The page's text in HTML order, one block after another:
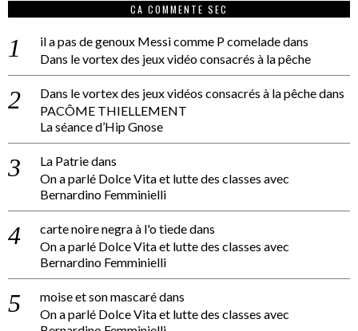
CA COMMENTE SEC
il a pas de genoux Messi comme P comeladedans
Dans le vortex des jeux vidéo consacrés à la pêche
Dans le vortex des jeux vidéos consacrés à la pêchedans
PACÔME THIELLEMENT
La séance d’Hip Gnose
La Patriedans
On a parlé Dolce Vita et lutte des classes avec
Bernardino Femminielli
carte noire negra à l'o tiededans
On a parlé Dolce Vita et lutte des classes avec
Bernardino Femminielli
moise et son mascarédans
On a parlé Dolce Vita et lutte des classes avec